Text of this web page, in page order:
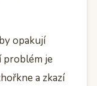
opakují
problém je
a zkazí